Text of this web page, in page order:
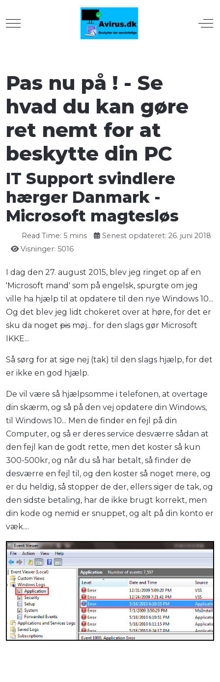
Mobile Menu Toggle
Pas nu på ! - Se
hvad du kan gøre
ret nemt for at
beskytte din PC
IT Support svindlere
hærger Danmark -
Microsoft magtesløs
Read Time: 5 mins
Senest opdateret: 26. juni 2018
Visninger: 5016
I dag den 27. august 2015, blev jeg ringet op af en
'Microsoft mand' som på engelsk, spurgte om jeg
ville ha hjælp til at opdatere til den nye Windows 10...
Og det blev jeg lidt chokeret over at høre, for det er
sku da noget pis møj... for den slags gør Microsoft
IKKE...
Så sørg for at sige nej (tak) til den slags hjælp, for det
er ikke en god hjælp.
De vil være så hjælpsomme i telefonen, at overtage
din skærm, og så på den vej opdatere din Windows,
til Windows 10... Men de finder en fejl på din
Computer, og så er deres service desværre sådan at
den fejl kan de godt rette, men det koster så kun
300-500kr, og når du så har betalt, så finder de
desværre en fejl til, og den koster så noget mere, og
er du heldig, så stopper de der, ellers siger de tak, og
den sidste betaling, har de ikke brugt korrekt, men
din kode og nemid er snuppet, og alt på din konto er
væk....